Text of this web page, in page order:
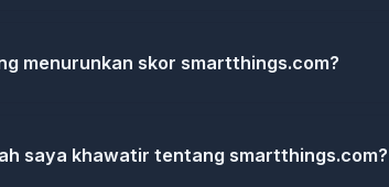
menurunkan skor smartthings.com?
saya khawatir tentang smartthings.com?